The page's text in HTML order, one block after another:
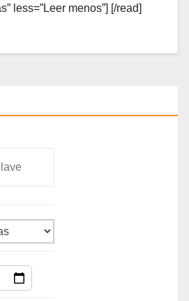
less=”Leer menos”] [/read]